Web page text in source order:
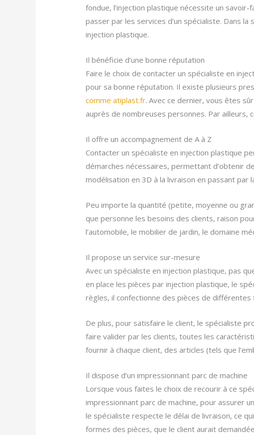
fondue, l’injection plastique nécessite un
passer par les services d’un spécialiste. Dans
injection plastique.
Il bénéficie d’une bonne réputation
Faire le choix de contacter un spécialiste en
pour sa bonne réputation. Il existe plusieurs
comme atiplast.fr. Avec ce dernier, vous êtes
auprès de nombreuses personnes. Par
Il offre un accompagnement de A à Z
Contacter un spécialiste en injection plastique
démarches nécessaires, permettant d’obtenir
modélisation en 3D à la livraison en passant par
Peu importe la quantité (petite, moyenne ou
que personne les besoins des clients, raison
l’automobile, le mobilier de jardin, le domaine
Il propose un service sur-mesure
Avec un spécialiste en injection plastique, pas
en place les pièces par injection plastique, le
règles, il confectionne des pièces de
De plus, pour satisfaire le client, le spécialiste
faire valider par les clients, toutes les
fournir à chaque client, des articles (tels que
Il dispose d’un impressionnant parc de machine
Lorsque vous faites le choix de recourir à ce
impressionnant parc de machine, pour assurer
le spécialiste respecte le délai de livraison, ce
formes des pièces, que le client aurait